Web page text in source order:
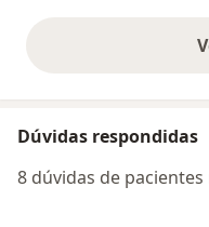
Dúvidas respondidas
8 dúvidas de